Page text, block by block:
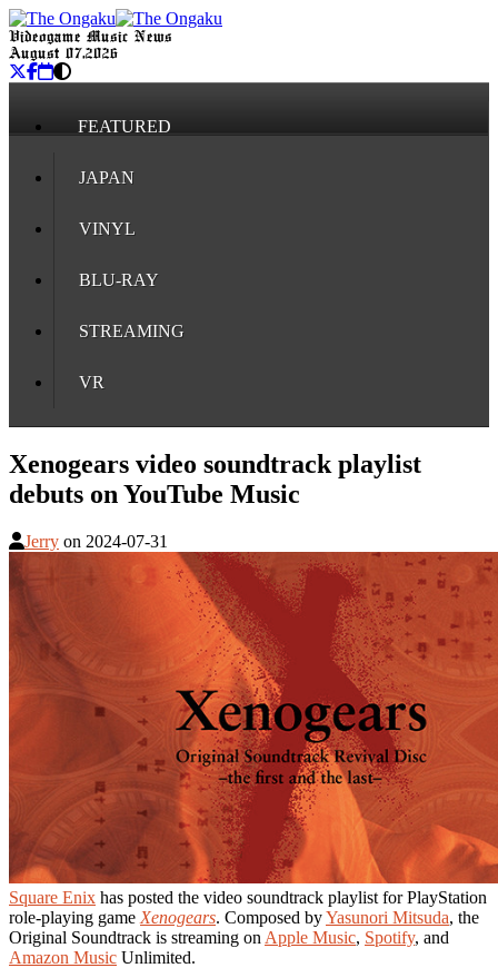
Videogame Music News
August 07, 2026
FEATURED
JAPAN
VINYL
BLU-RAY
STREAMING
VR
Xenogears video soundtrack playlist
debuts on YouTube Music
Jerry on 2024-07-31
Square Enix has posted the video soundtrack playlist for PlayStation
role-playing game Xenogears. Composed byYasunori Mitsuda, the
Original Soundtrack is streaming on Apple Music, Spotify, and
Amazon Music Unlimited.